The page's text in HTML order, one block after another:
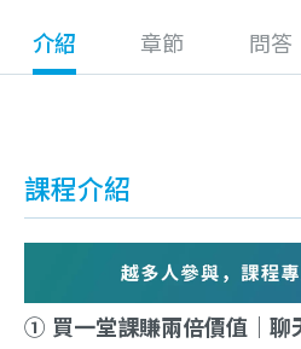
介紹 章節 問答
課程介紹
① 買一堂課賺兩倍價值｜聊